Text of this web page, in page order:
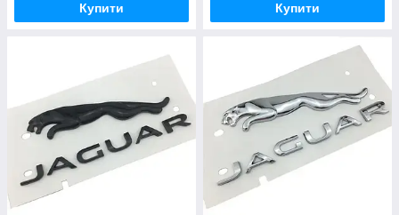
Купити Купити